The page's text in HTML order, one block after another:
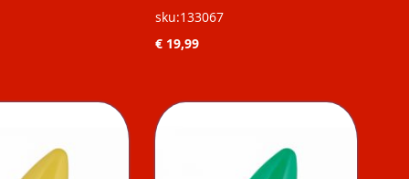
sku:133067
€ 19,99